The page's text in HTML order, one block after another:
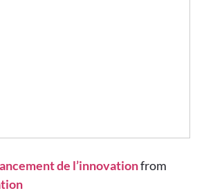
de l’innovationfrom